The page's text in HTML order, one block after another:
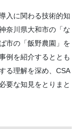
入に関わる技術的知
奈川県大和市の「な
市の「飯野農園」を
例を紹介するととも
る理解を深め、CSA
要な知見をとりまと